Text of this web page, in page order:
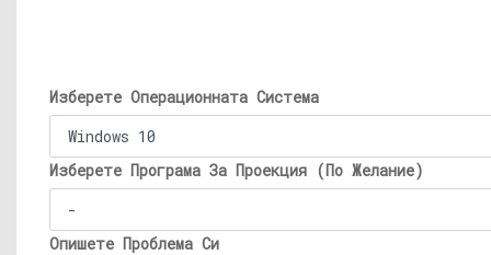
Изберете Операционната Система
Изберете Програма За Проекция (По Желание)
Опишете Проблема Си